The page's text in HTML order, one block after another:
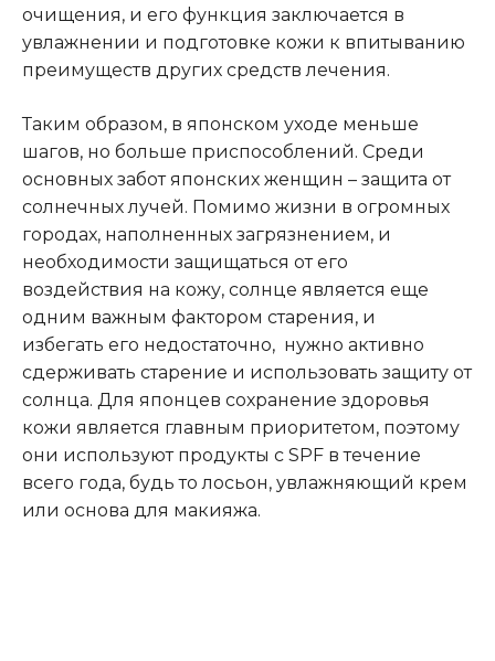
очищения, и его функция заключается в
увлажнении и подготовке кожи к впитыванию
преимуществ других средств лечения.
Таким образом, в японском уходе меньше
шагов, но больше приспособлений. Среди
основных забот японских женщин – защита от
солнечных лучей. Помимо жизни в огромных
городах, наполненных загрязнением, и
необходимости защищаться от его
воздействия на кожу, солнце является еще
одним важным фактором старения, и
избегать его недостаточно, нужно активно
сдерживать старение и использовать защиту от
солнца. Для японцев сохранение здоровья
кожи является главным приоритетом, поэтому
они используют продукты с SPF в течение
всего года, будь то лосьон, увлажняющий крем
или основа для макияжа.